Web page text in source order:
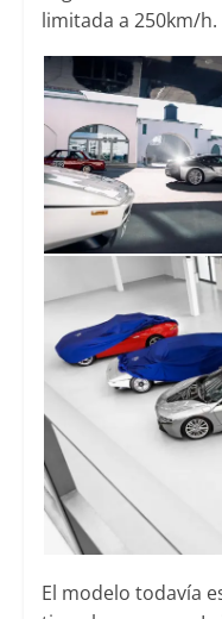
limitada a 250km/h.
El modelo todavía